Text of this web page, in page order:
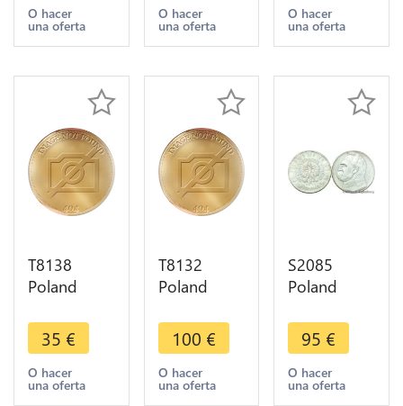
III Vasa
1622 ->
O hacer
una oferta
Rex Copy
Or Gold BE
O hacer
una oferta
1840 MW
Warschau -
Offer
O hacer
una oferta
T8138
Poland
III 1/24
thaler 1622
Argent
Silver ->
35 €
O hacer
una oferta
T8132
Poland
III Vasa Ort
1622
Bydgoszcz
Bromberg
100 €
O hacer
una oferta
S2085
Poland
Złotych
Warszawa
1935 Silver
->Make
95 €
O hacer
una oferta